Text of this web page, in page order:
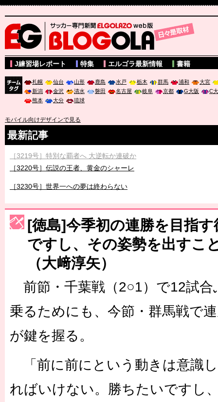
サッカー専門新聞ELGOLAZO web版 BLOGOLA
J練習場レポート 特集 エルゴラ最新情報 書籍
札幌 仙台 山形 鹿島 水戸 栃木 群馬 浦和
大宮
新潟
金沢 清水 磐田 名古屋 岐阜 京都 G大阪
C
熊本
大分 琉球
モバイル向けデザインで見る
最新記事
［3219号］特別な覇者へ 大逆転か連破か
［3220号］伝説の王者、黄金のシャーレ
［3230号］世界一への夢は終わらない
［3223号］一丸。日本出陣
［3222号］史上最大のW杯開幕 注目は「個」
長谷川 アーリアジャスールさんがシンポジウム「気候変動から命
[徳島]今季初の連勝を目指
ですし、その姿勢を出すこ
（大﨑淳矢）
前節・千葉戦（2○1）で12試合
乗るためにも、今節・群馬戦で
が鍵を握る。
「前に前にという動きは意識
ればいけない。勝ちたいですし